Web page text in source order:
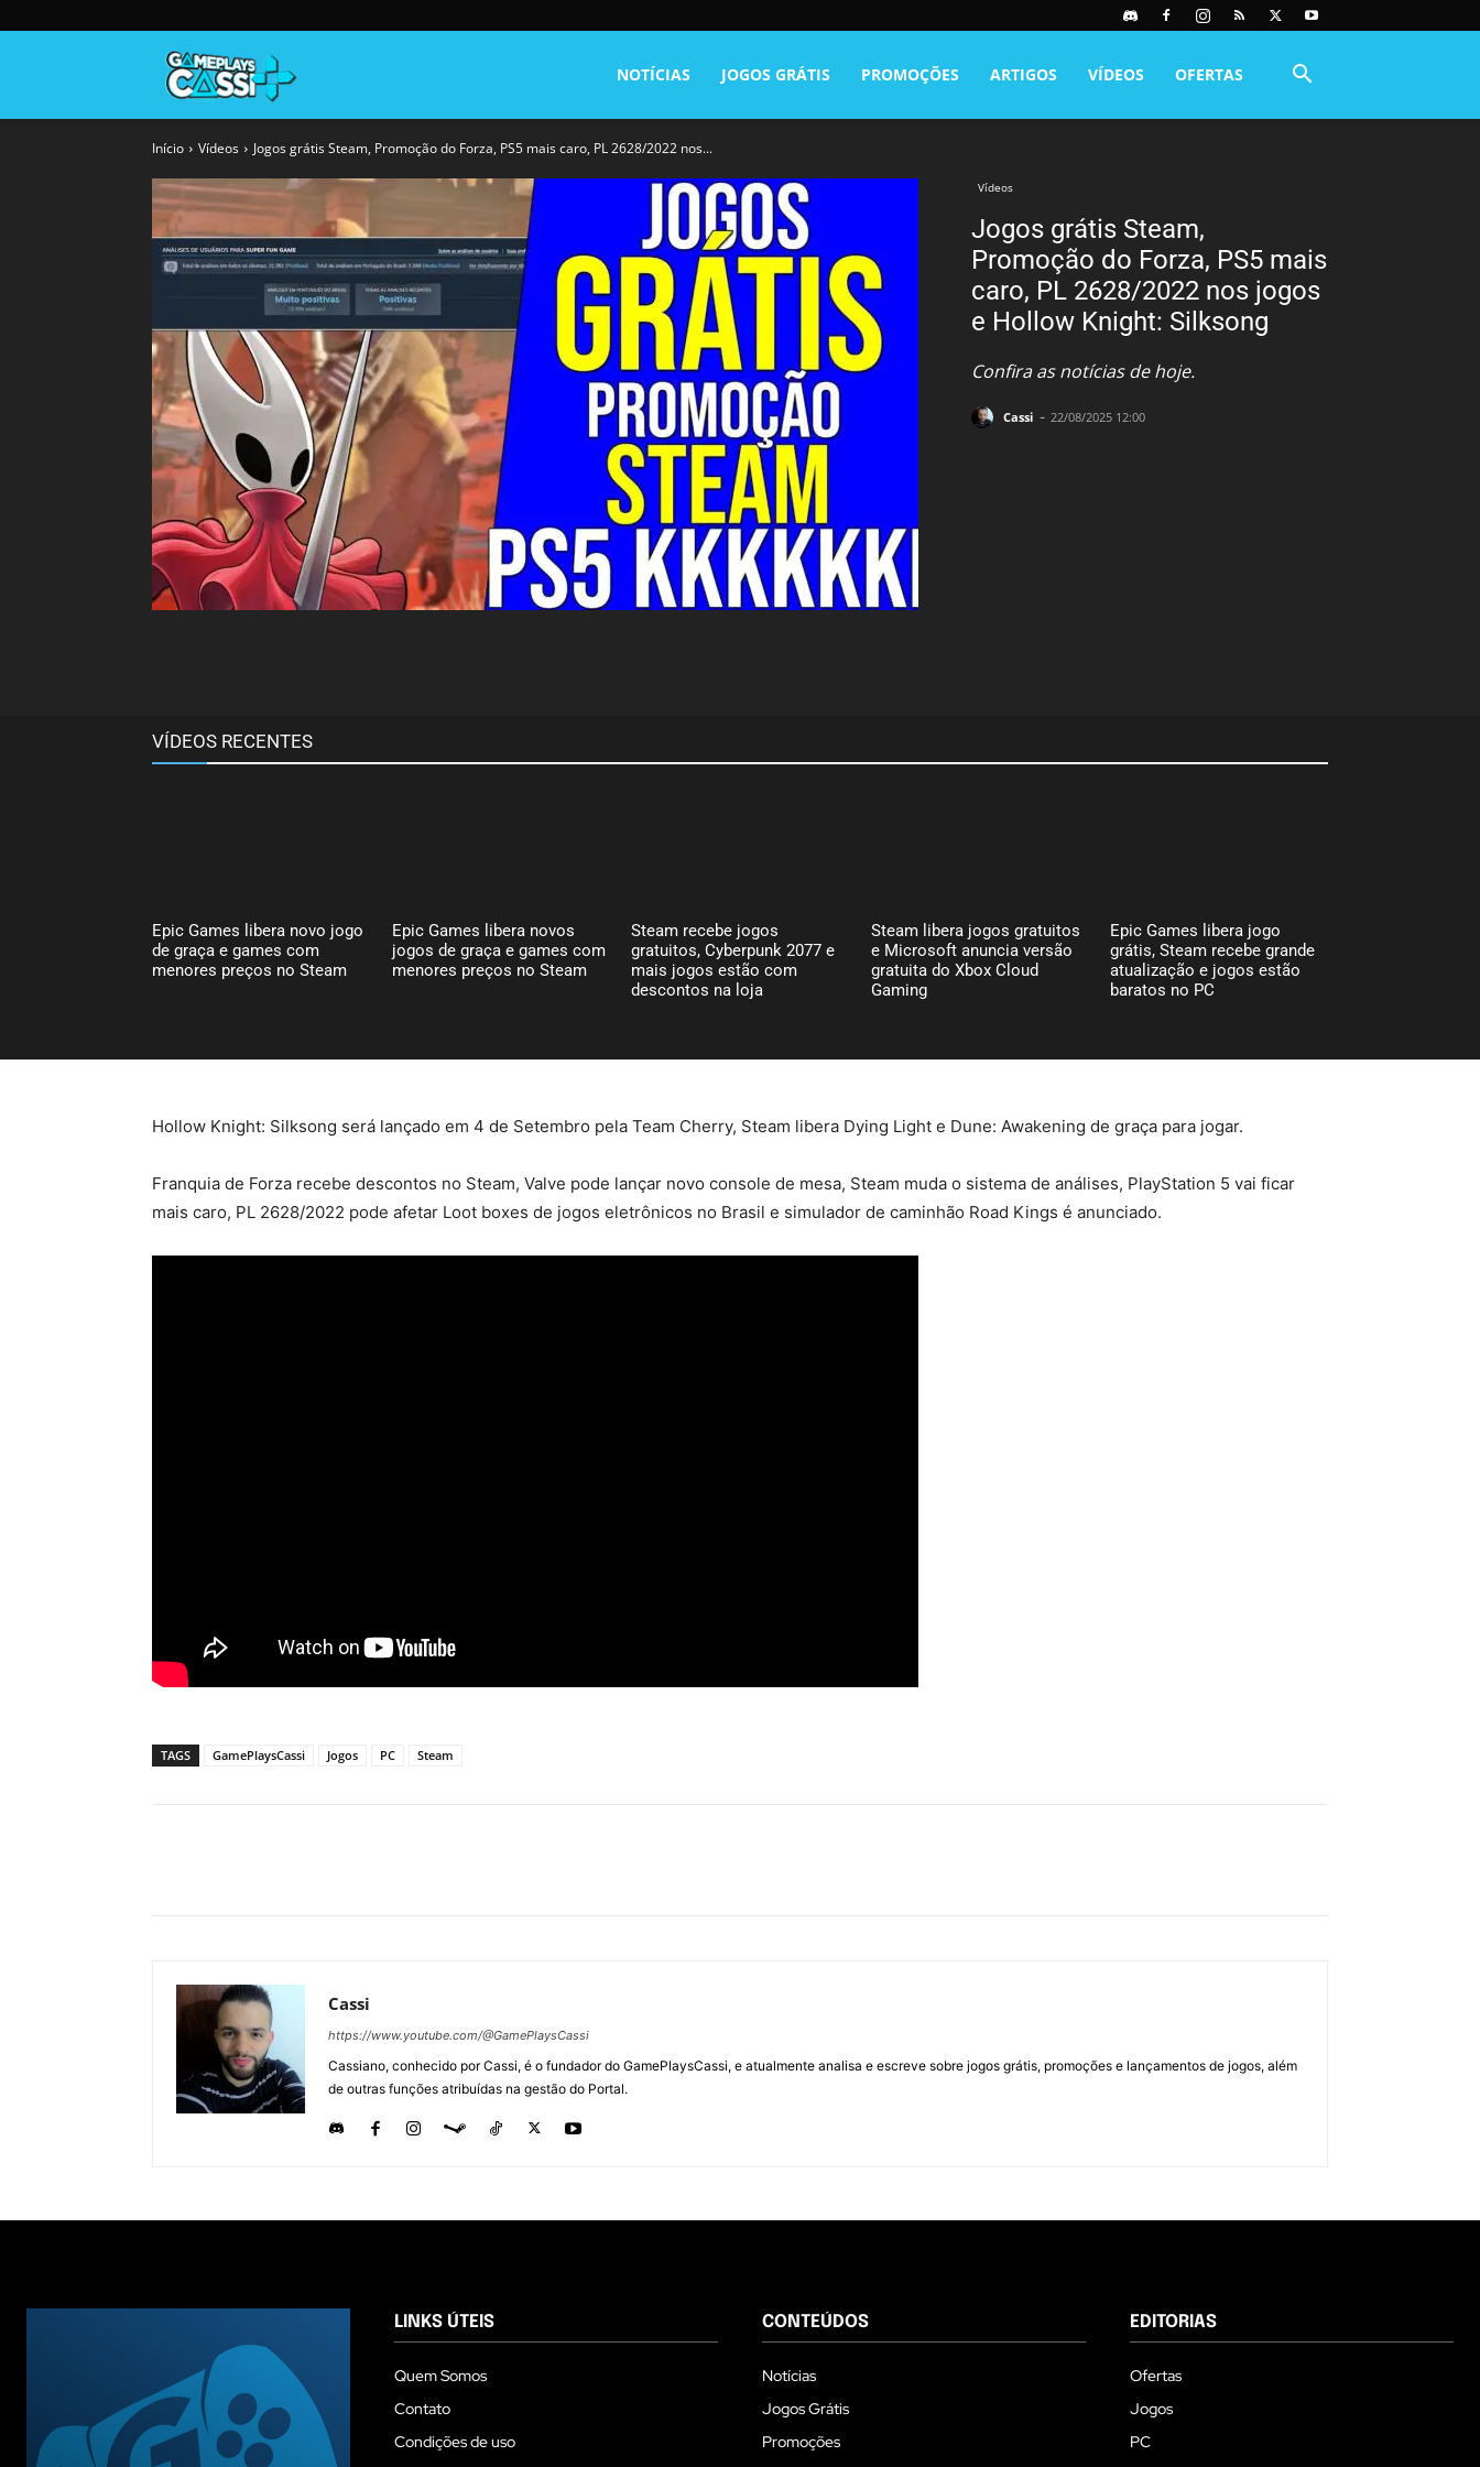
NOTÍCIAS JOGOS GRÁTIS PROMOÇÕES ARTIGOS VÍDEOS OFERTAS
Início Vídeos Jogos grátis Steam, Promoção do Forza, PS5 mais caro, PL 2628/2022 nos...
Vídeos
Jogos grátis Steam,
Promoção do Forza, PS5 mais
caro, PL 2628/2022 nos jogos
e Hollow Knight: Silksong
Confira as notícias de hoje.
Cassi - 22/08/2025 12:00
VÍDEOS RECENTES
Epic Games libera novo jogo
de graça e games com
menores preços no Steam
Epic Games libera novos
jogos de graça e games com
menores preços no Steam
Steam recebe jogos
gratuitos, Cyberpunk 2077 e
mais jogos estão com
descontos na loja
Steam libera jogos gratuitos
e Microsoft anuncia versão
gratuita do Xbox Cloud
Gaming
Epic Games libera jogo
grátis, Steam recebe grande
atualização e jogos estão
baratos no PC
Hollow Knight: Silksong será lançado em 4 de Setembro pela Team Cherry, Steam libera Dying Light e Dune: Awakening de graça para jogar.
Franquia de Forza recebe descontos no Steam, Valve pode lançar novo console de mesa, Steam muda o sistema de análises, PlayStation 5 vai ficar
mais caro, PL 2628/2022 pode afetar Loot boxes de jogos eletrônicos no Brasil e simulador de caminhão Road Kings é anunciado.
TAGS GamePlaysCassi Jogos PC Steam
Cassi
https://www.youtube.com/@GamePlaysCassi
Cassiano, conhecido por Cassi, é o fundador do GamePlaysCassi, e atualmente analisa e escreve sobre jogos grátis, promoções e lançamentos de jogos, além
de outras funções atribuídas na gestão do Portal.
LINKS ÚTEIS
Quem Somos
Contato
Condições de uso
CONTEÚDOS
Notícias
Jogos Grátis
Promoções
EDITORIAS
Ofertas
Jogos
PC